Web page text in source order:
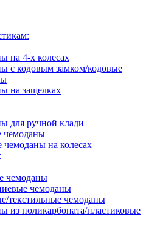
на 4-х колесах
с кодовым замком/кодовые
на защелках
для ручной клади
чемоданы
чемоданы на колесах
чемоданы
чемоданы
текстильные чемоданы
из поликарбоната/пластиковые